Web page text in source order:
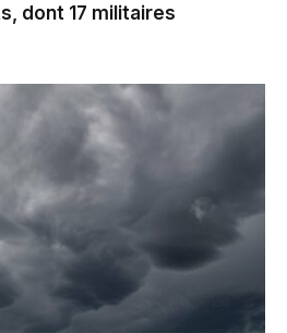
dont 17 militaires